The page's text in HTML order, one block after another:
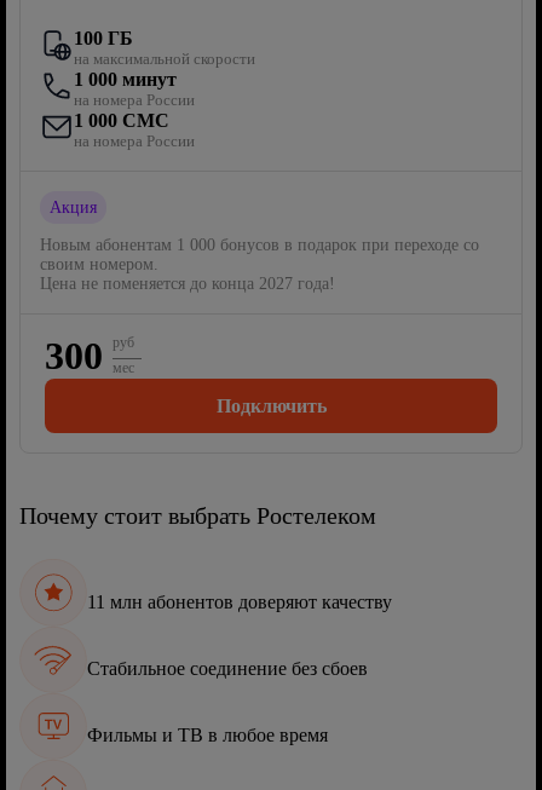
100 ГБ
на максимальной скорости
1 000 минут
на номера России
1 000 СМС
на номера России
Акция
Новым абонентам 1 000 бонусов в подарок при переходе со
своим номером.
Цена не поменяется до конца 2027 года!
300
руб
мес
Подключить
Почему стоит выбрать Ростелеком
11 млн абонентов доверяют качеству
Стабильное соединение без сбоев
Фильмы и ТВ в любое время